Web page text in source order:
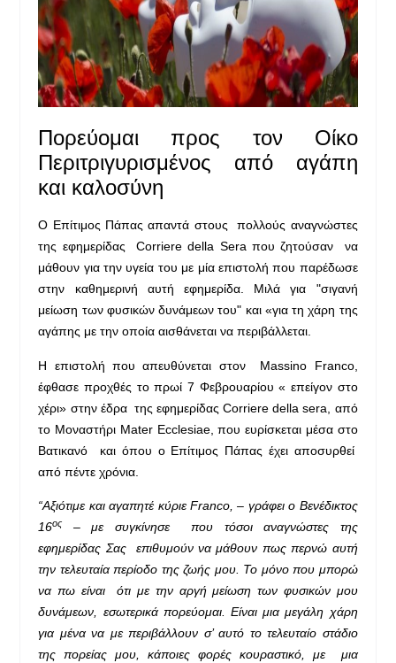
Πορεύομαι προς τον Οίκο
Περιτριγυρισμένος από αγάπη
και καλοσύνη
Ο Επίτιμος Πάπας απαντά στους πολλούς αναγνώστες
της εφημερίδας Corriere della Sera που ζητούσαν να
μάθουν για την υγεία του με μία επιστολή που παρέδωσε
στην καθημερινή αυτή εφημερίδα. Μιλά για "σιγανή
μείωση των φυσικών δυνάμεων του" και «για τη χάρη της
αγάπης με την οποία αισθάνεται να περιβάλλεται.
Η επιστολή που απευθύνεται στον Massino Franco,
έφθασε προχθές το πρωί 7 Φεβρουαρίου « επείγον στο
χέρι» στην έδρα της εφημερίδας Corriere della sera, από
το Μοναστήρι Mater Ecclesiae, που ευρίσκεται μέσα στο
Βατικανό και όπου ο Επίτιμος Πάπας έχει αποσυρθεί
από πέντε χρόνια.
“Αξιότιμε και αγαπητέ κύριεFranco , – γράφει ο Βενέδικτος
16ος
– με συγκίνησε που τόσοι αναγνώστες της
εφημερίδας Σας επιθυμούν να μάθουν πως περνώ αυτή
την τελευταία περίοδο της ζωής μου. Το μόνο που μπορώ
να πω είναι ότι με την αργή μείωση των φυσικών μου
δυνάμεων, εσωτερικά πορεύομαι. Είναι μια μεγάλη χάρη
για μένα να με περιβάλλουν σ’ αυτό το τελευταίο στάδιο
της πορείας μου, κάποιες φορές κουραστικό, με μια